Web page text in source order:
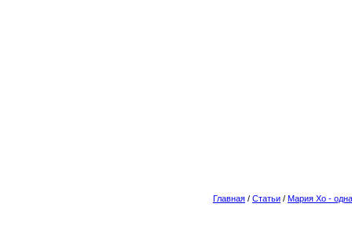
Главная / Статьи / Мария Хо -